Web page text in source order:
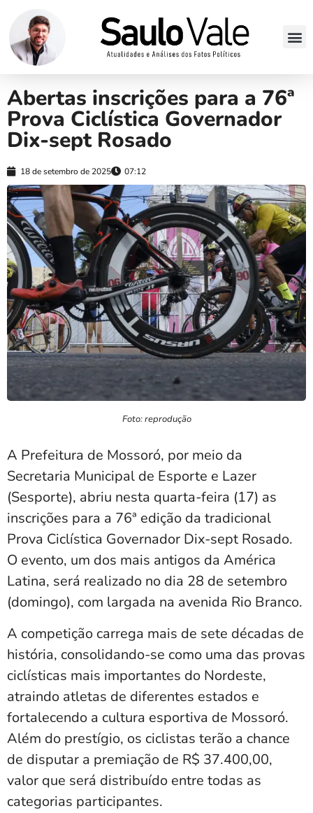
Abertas inscrições para a 76ª
Prova Ciclística Governador
Dix-sept Rosado
18 de setembro de 2025 07:12
Foto: reprodução
A Prefeitura de Mossoró, por meio da
Secretaria Municipal de Esporte e Lazer
(Sesporte), abriu nesta quarta-feira (17) as
inscrições para a 76ª edição da tradicional
Prova Ciclística Governador Dix-sept Rosado.
O evento, um dos mais antigos da América
Latina, será realizado no dia 28 de setembro
(domingo), com largada na avenida Rio Branco.
A competição carrega mais de sete décadas de
história, consolidando-se como uma das provas
ciclísticas mais importantes do Nordeste,
atraindo atletas de diferentes estados e
fortalecendo a cultura esportiva de Mossoró.
Além do prestígio, os ciclistas terão a chance
de disputar a premiação de R$ 37.400,00,
valor que será distribuído entre todas as
categorias participantes.